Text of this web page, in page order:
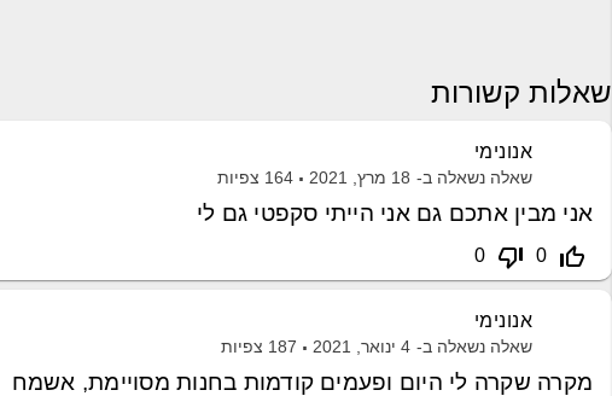
שאלות קשורות
אנונימי
שאלה נשאלה ב- 18 מרץ, 2021 164 צפיות
אני מבין אתכם גם אני הייתי סקפטי גם לי
thumb_up_off_alt
0
thumb_down_off_alt
0
אנונימי
שאלה נשאלה ב- 4 ינואר, 2021 187 צפיות
מקרה שקרה לי היום ופעמים קודמות בחנות מסויימת, אשמח